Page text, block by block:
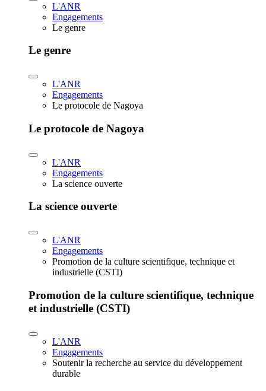
L'ANR
Engagements
Le genre
Le genre
L'ANR
Engagements
Le protocole de Nagoya
Le protocole de Nagoya
L'ANR
Engagements
La science ouverte
La science ouverte
L'ANR
Engagements
Promotion de la culture scientifique, technique et
industrielle (CSTI)
Promotion de la culture scientifique, technique
et industrielle (CSTI)
L'ANR
Engagements
Soutenir la recherche au service du développement
durable